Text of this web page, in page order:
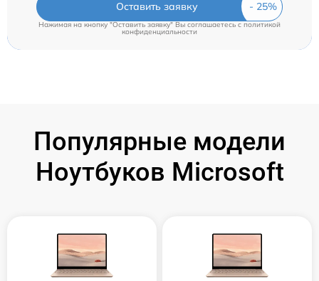
Оставить заявку
Нажимая на кнопку "Оставить заявку" Вы соглашаетесь cполитикой
конфиденциальности
Популярные модели
Ноутбуков Microsoft